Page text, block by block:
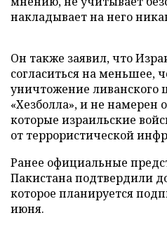
накладывает на него
Он также заявил, что
согласиться на меньшее,
уничтожение ливанского
«Хезболла», и не намерен
которые израильские
от террористической
Ранее официальные
Пакистана подтвердили
которое планируется
июня.